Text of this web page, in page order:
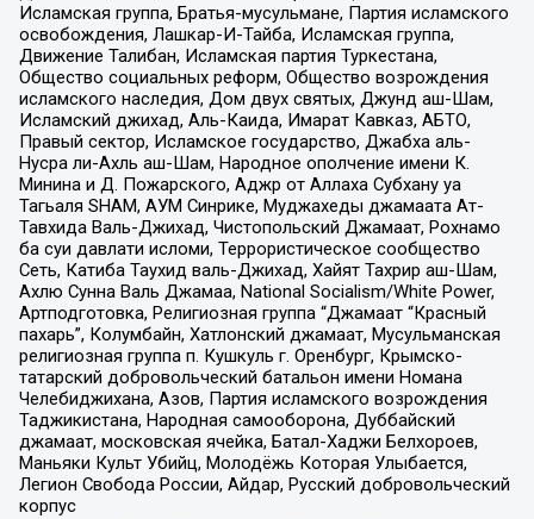
Исламская группа, Братья-мусульмане, Партия исламского
освобождения, Лашкар-И-Тайба, Исламская группа,
Движение Талибан, Исламская партия Туркестана,
Общество социальных реформ, Общество возрождения
исламского наследия, Дом двух святых, Джунд аш-Шам,
Исламский джихад, Аль-Каида, Имарат Кавказ, АБТО,
Правый сектор, Исламское государство, Джабха аль-
Нусра ли-Ахль аш-Шам, Народное ополчение имени К.
Минина и Д. Пожарского, Аджр от Аллаха Субхану уа
Тагьаля SHAM, АУМ Синрике, Муджахеды джамаата Ат-
Тавхида Валь-Джихад, Чистопольский Джамаат, Рохнамо
ба суи давлати исломи, Террористическое сообщество
Сеть, Катиба Таухид валь-Джихад, Хайят Тахрир аш-Шам,
Ахлю Сунна Валь Джамаа, National Socialism/White Power,
Артподготовка, Религиозная группа “Джамаат “Красный
пахарь”, Колумбайн, Хатлонский джамаат, Мусульманская
религиозная группа п. Кушкуль г. Оренбург, Крымско-
татарский добровольческий батальон имени Номана
Челебиджихана, Азов, Партия исламского возрождения
Таджикистана, Народная самооборона, Дуббайский
джамаат, московская ячейка, Батал-Хаджи Белхороев,
Маньяки Культ Убийц, Молодёжь Которая Улыбается,
Легион Свобода России, Айдар, Русский добровольческий
корпус